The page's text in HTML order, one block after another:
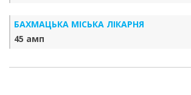
БАХМАЦЬКА МІСЬКА ЛІКАРНЯ
45 амп